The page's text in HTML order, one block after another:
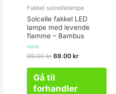
Fakkel solcellelampe
Solcelle fakkel LED
lampe med levende
flamme – Bambus
Vurderet
99.00kr 69.00 kr
Gå til
forhandler